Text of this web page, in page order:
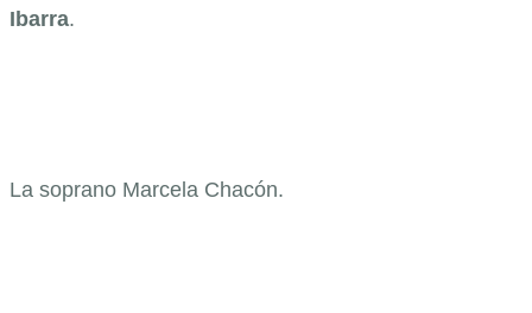
Ibarra.
La soprano Marcela Chacón.